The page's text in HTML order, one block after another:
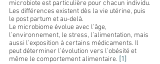
microbiote est particulière pour chacun individu.
Les différences existent dès la vie utérine, puis
le post partum et au-delà.
Le microbiome évolue avec l’âge,
l’environnement, le stress, l’alimentation, mais
aussi l’exposition à certains médicaments. Il
peut déterminer l’évolution vers l’obésité et
même le comportement alimentaire. [1]